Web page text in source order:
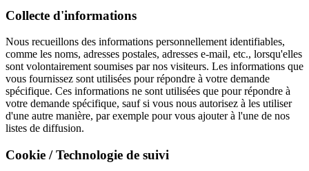
Collecte d'informations
Nous recueillons des informations personnellement identifiables,
comme les noms, adresses postales, adresses e-mail, etc., lorsqu'elles
sont volontairement soumises par nos visiteurs. Les informations que
vous fournissez sont utilisées pour répondre à votre demande
spécifique. Ces informations ne sont utilisées que pour répondre à
votre demande spécifique, sauf si vous nous autorisez à les utiliser
d'une autre manière, par exemple pour vous ajouter à l'une de nos
listes de diffusion.
Cookie / Technologie de suivi